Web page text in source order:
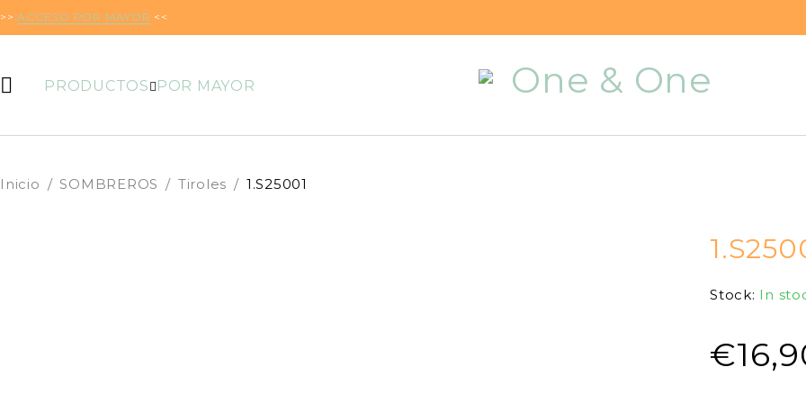
>>ACCESO POR MAYOR <<
PRODUCTOS POR MAYOR
Inicio / SOMBREROS / Tiroles / 1.S25001
Stock: In
€